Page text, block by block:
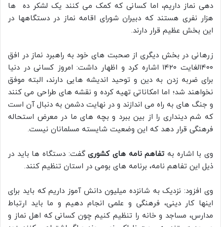
دهی نماز داریم، اما کسانی که کمک می کنند یک لشکر ده ها
هزار نفری هستند که دبیران شورای اقامه نماز در دستگاهها در
این بخش عظیم قرار دارند.
زرهانی در بخش دیگری از صحبت های خود به راهبرد نماز در افق
۱۴۰۰لغایت ۱۴۲۰ اشاره کرد و اظهار داشت: امروز کسانی در دنیا
برای ضربه زدن به دین و توحید اندیشه هایی دارند، البته موفق
نخواهند شد؛ اما امکاناتی تهیه کرده و نقشه های طراحی می کنند
و جنگ های به راه می اندازند و در نهایت دشمن به دنبال آن است
که شم دینداری را از بین ببرد و بچه های ما در معرض استحاله
فرهنگی قرار دهد که این وضعیت شایسته مسلمانان نیست.
وی با اشاره به تفاهم نامه های کشوریگفت: دستگاه ها باید در
ذیل این تفاهم نامه، برنامه های بومی در استان تنظیم کنند.
وی افزود: نزدیک به شانزده میلیون دانش آموز داریم که باید برای
اینها کار دینی، فرهنگی و علمی انجام دهيم و ما باید ارتباط
مدارس، مساجد و خانه را تنظیم کنیم چون کسانی که اهل نماز و